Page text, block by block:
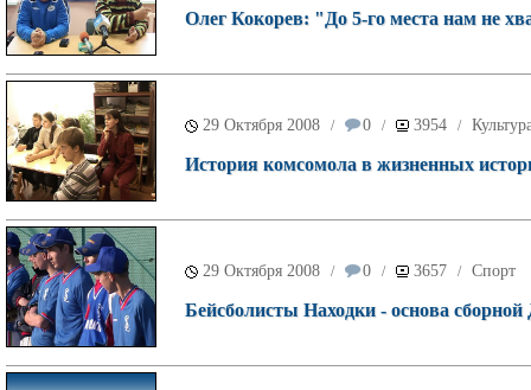
Олег Кокорев: "До 5-го места нам не
29 Октября 2008 / 0 / 3954 /
История комсомола в жизненных
29 Октября 2008 / 0 / 3657 / Спорт
Бейсболисты Находки - основа сборной